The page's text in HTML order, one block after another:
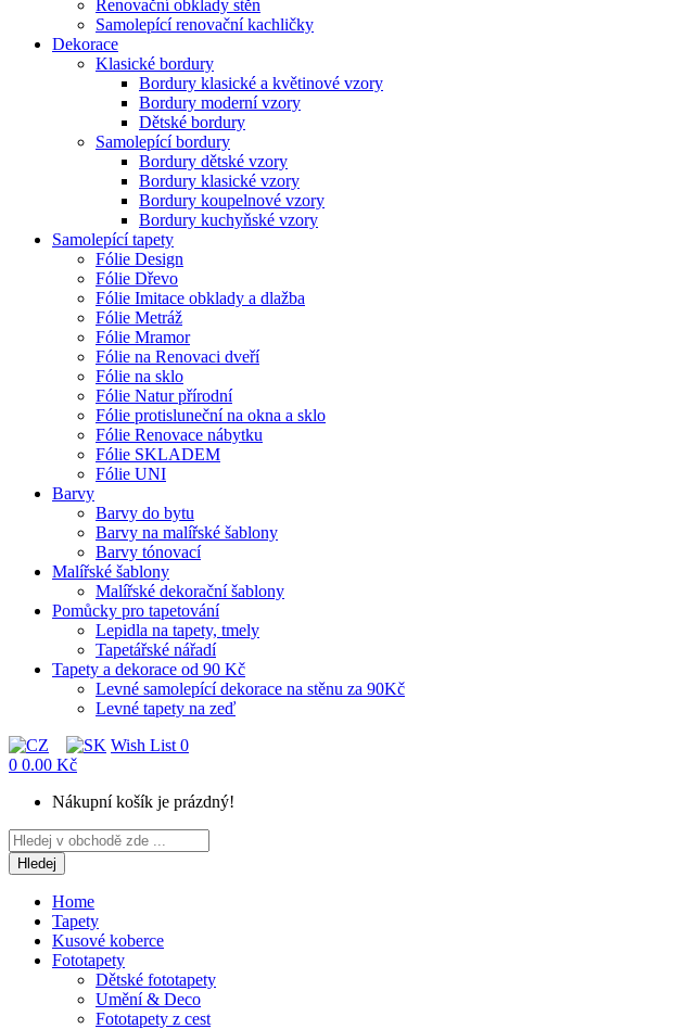
Renovační obklady stěn
Samolepící renovační kachličky
Dekorace
Klasické bordury
Bordury klasické a květinové vzory
Bordury moderní vzory
Dětské bordury
Samolepící bordury
Bordury dětské vzory
Bordury klasické vzory
Bordury koupelnové vzory
Bordury kuchyňské vzory
Samolepící tapety
Fólie Design
Fólie Dřevo
Fólie Imitace obklady a dlažba
Fólie Metráž
Fólie Mramor
Fólie na Renovaci dveří
Fólie na sklo
Fólie Natur přírodní
Fólie protisluneční na okna a sklo
Fólie Renovace nábytku
Fólie SKLADEM
Fólie UNI
Barvy
Barvy do bytu
Barvy na malířské šablony
Barvy tónovací
Malířské šablony
Malířské dekorační šablony
Pomůcky pro tapetování
Lepidla na tapety, tmely
Tapetářské nářadí
Tapety a dekorace od 90 Kč
Levné samolepící dekorace na stěnu za 90Kč
Levné tapety na zeď
Wish List 0
0 0.00 Kč
Nákupní košík je prázdný!
Hledej
Home
Tapety
Kusové koberce
Fototapety
Dětské fototapety
Umění & Deco
Fototapety z cest